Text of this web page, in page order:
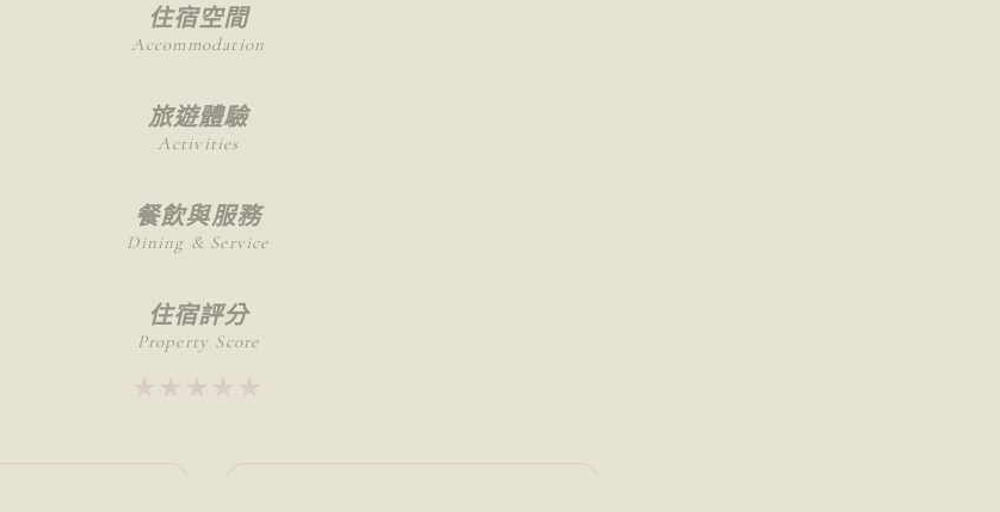
住宿空間
Accommodation
旅遊體驗
Activities
餐飲與服務
Dining & Service
住宿評分
Property Score